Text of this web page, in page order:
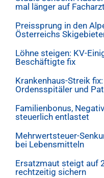
mal länger auf
Preissprung in den
Österreichs
Löhne steigen: KV-
Beschäftigte fix
Krankenhaus-Streik
Ordensspitäler und
Familienbonus,
steuerlich entlastet
Mehrwertsteuer-
bei Lebensmitteln
Ersatzmaut steigt auf
rechtzeitig sichern